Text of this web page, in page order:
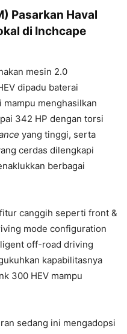
Pasarkan Haval
di Inchcape
mesin 2.0
dipadu baterai
mampu menghasilkan
342 HP dengan torsi
yang tinggi, serta
cerdas dilengkapi
berbagai
canggih seperti front &
mode configuration
off-road driving
kapabilitasnya
300 HEV mampu
sedang ini mengadopsi